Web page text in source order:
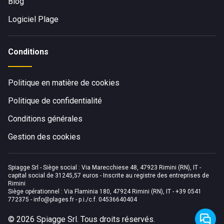
Logiciel Plage
Conditions
Politique en matière de cookies
Politique de confidentialité
Conditions générales
Gestion des cookies
Spiagge Srl - Siège social : Via Marecchiese 48, 47923 Rimini (RN), IT -
capital social de 31245,57 euros - Inscrite au registre des entreprises de
Rimini
Siège opérationnel : Via Flaminia 180, 47924 Rimini (RN), IT - +39 0541
772375 - info@plages.fr - p.i./c.f. 04536640404
© 2026 Spiagge Srl. Tous droits réservés.